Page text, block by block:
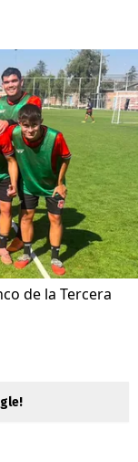
de la Tercera